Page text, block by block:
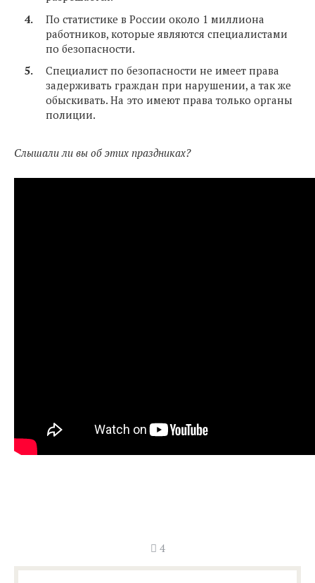
По статистике в России около 1 миллиона
работников, которые являются специалистами
по безопасности.
Специалист по безопасности не имеет права
задерживать граждан при нарушении, а так же
обыскивать. На это имеют права только органы
полиции.
Слышали ли вы об этих праздниках?
4